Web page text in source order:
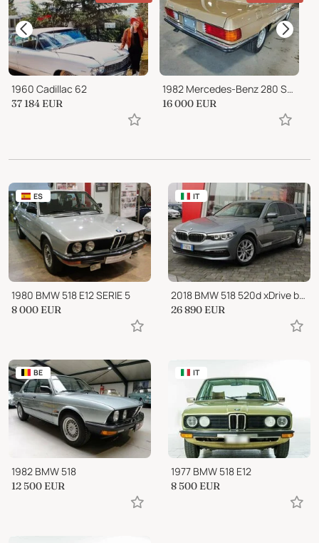
1960 Cadillac 62
37 184 EUR
1982 Mercedes-Benz 280 SL ROADSTER
16 000 EUR
ES
1980 BMW 518 E12 SERIE 5
8 000 EUR
IT
2018 BMW 518 520d xDrive berlina Business Auto
26 890 EUR
BE
1982 BMW 518
12 500 EUR
IT
1977 BMW 518 E12
8 500 EUR